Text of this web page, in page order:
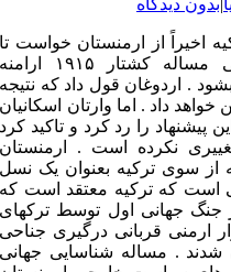
|بدون دیدگاه
از ارمنستان خواست تا
کمیسیون مشترکی بمنظور بررسی مساله کشتار ۱۹۱۵ ارامنه
. اردوغان قول داد که نتیجه
داد . اما وارتان اسکانیان
پیشنهاد را رد کرد و تاکید کرد
نکرده است . ارمنستان
کشتار ۱۹۱۵ ارامنه از سوی ترکیه بعنوان یک نسل
که ترکیه معتقد است که
در جنگ جهانی اول توسط ترکهای
ارمنی قربانی درگیری جناحی
شدند . مساله شناسایی جهانی